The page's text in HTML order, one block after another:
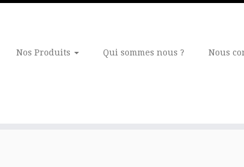
Nos Produits Qui sommes nous ? Nous